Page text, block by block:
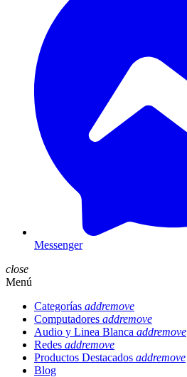
Messenger
close
Menú
Categorías addremove
Computadores addremove
Audio y Linea Blanca addremove
Redes addremove
Productos Destacados addremove
Blog